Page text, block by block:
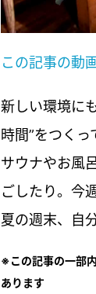
この記事の動
新しい環境に
時間”をつく
サウナやお風
ごしたり。今
夏の週末、自
※この記事の一部
あります